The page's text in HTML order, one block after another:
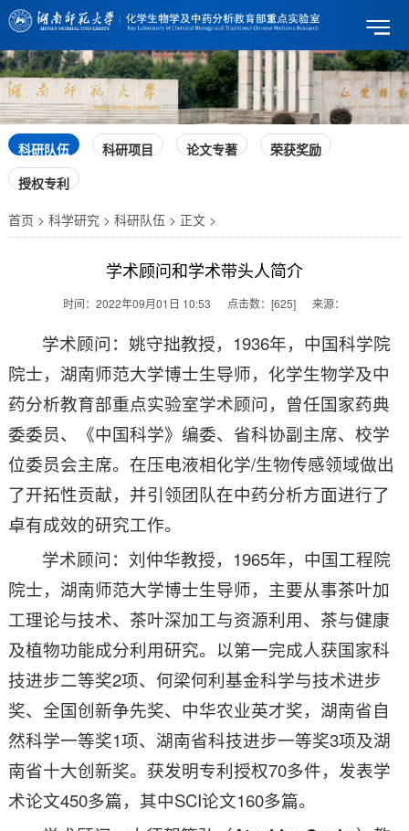
科研队伍 科研项目 论文专著
荣获奖励
授权专利
首页 > 科学研究 > 科研队伍 > 正文 >
学术顾问和学术带头人简介
时间：2022年09月01日 10:53 点击数：[625] 来源：
学术顾问：姚守拙教授，1936年，中国科学院
院士，湖南师范大学博士生导师，化学生物学及中
药分析教育部重点实验室学术顾问，曾任国家药典
委委员、《中国科学》编委、省科协副主席、校学
位委员会主席。在压电液相化学/生物传感领域做出
了开拓性贡献，并引领团队在中药分析方面进行了
卓有成效的研究工作。
学术顾问：刘仲华教授，1965年，中国工程院
院士，湖南师范大学博士生导师，主要从事茶叶加
工理论与技术、茶叶深加工与资源利用、茶与健康
及植物功能成分利用研究。以第一完成人获国家科
技进步二等奖2项、何梁何利基金科学与技术进步
奖、全国创新争先奖、中华农业英才奖，湖南省自
然科学一等奖1项、湖南省科技进步一等奖3项及湖
南省十大创新奖。获发明专利授权70多件，发表学
术论文450多篇，其中SCI论文160多篇。